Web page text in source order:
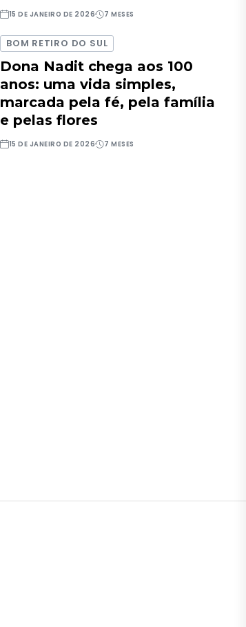
15 DE JANEIRO DE 2026 7 MESES
BOM RETIRO DO SUL
Dona Nadit chega aos 100
anos: uma vida simples,
marcada pela fé, pela família
e pelas flores
15 DE JANEIRO DE 2026 7 MESES